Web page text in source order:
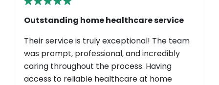
Outstanding home healthcare service
Their service is truly exceptional! The team
was prompt, professional, and incredibly
caring throughout the process. Having
access to reliable healthcare at home